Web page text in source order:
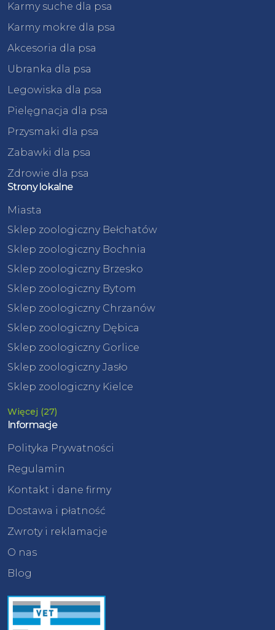
Karmy suche dla psa
Karmy mokre dla psa
Akcesoria dla psa
Ubranka dla psa
Legowiska dla psa
Pielęgnacja dla psa
Przysmaki dla psa
Zabawki dla psa
Zdrowie dla psa
Strony lokalne
Miasta
Sklep zoologiczny Bełchatów
Sklep zoologiczny Bochnia
Sklep zoologiczny Brzesko
Sklep zoologiczny Bytom
Sklep zoologiczny Chrzanów
Sklep zoologiczny Dębica
Sklep zoologiczny Gorlice
Sklep zoologiczny Jasło
Sklep zoologiczny Kielce
Więcej (27)
Informacje
Polityka Prywatności
Regulamin
Kontakt i dane firmy
Dostawa i płatność
Zwroty i reklamacje
O nas
Blog